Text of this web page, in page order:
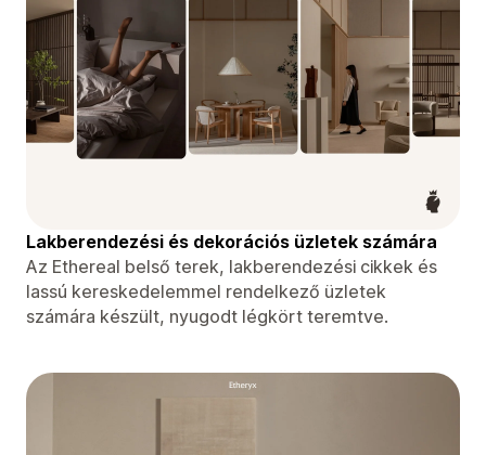
Lakberendezési és dekorációs üzletek számára
Az Ethereal belső terek, lakberendezési cikkek és
lassú kereskedelemmel rendelkező üzletek
számára készült, nyugodt légkört teremtve.